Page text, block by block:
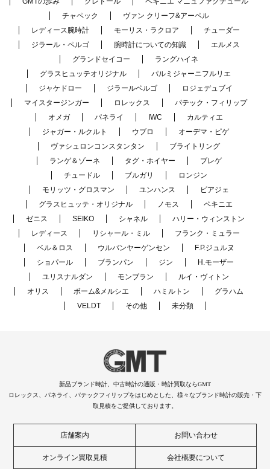
チャペック
ヴァン クリーフ&アーペル
レディース腕時計
モーリス・ラクロア
チューダー
ジラール・ペルゴ
腕時計についての知識
エルメス
グランドセイコー
ラングハイネ
グラスヒュッテオリジナル
パルミジャーニフルリエ
ジャケドロー
ジラールペルゴ
ロジェデュブイ
マイスタージンガー
ロレックス
パテック・フィリップ
オメガ
パネライ IWC
カルティエ
ジャガー・ルクルト
ウブロ
オーデマ・ピゲ
ヴァシュロンコンスタンタン
ブライトリング
ランゲ＆ゾーネ
タグ・ホイヤー
ブレゲ
チュードル
ブルガリ
ロンジン
モリッツ・グロスマン
ユンハンス
ピアジェ
グラスヒュッテ・オリジナル
ノモス
ペキニエ
ゼニス
SEIKO シャネル
ハリー・ウィンストン
レディース
リシャール・ミル
フランク・ミュラー
ベル＆ロス
ウルバンヤーゲンセン
F.P.ジュルヌ
ショパール
ブランパン ジン
H.モーザー
ユリスナルダン
モンブラン
ルイ・ヴィトン
オリス
ボーム&メルシエ ハミルトン
グラハム
VELDT
その他 未分類
新品ブランド時計、中古時計の通販・時計買取ならGMT
ロレックス、パネライ、パテックフィリップをはじめとした、様々なブランド時計の販売・下
取見積をご提供しております。
店舗案内 お問い合わせ
オンライン買取見積 会社概要について